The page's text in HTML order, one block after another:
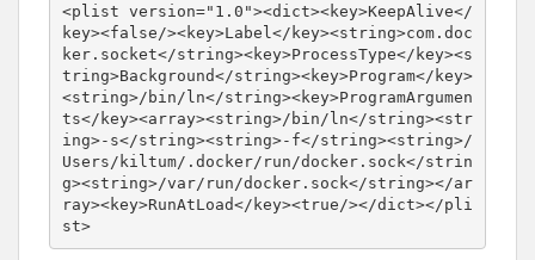
<plist version="1.0"><dict><key>KeepAlive</
key><false/><key>Label</key><string>com.doc
ker.socket</string><key>ProcessType</key><s
tring>Background</string><key>Program</key>
<string>/bin/ln</string><key>ProgramArgumen
ts</key><array><string>/bin/ln</string><str
ing>-s</string><string>-f</string><string>/
Users/kiltum/.docker/run/docker.sock</strin
g><string>/var/run/docker.sock</string></ar
ray><key>RunAtLoad</key><true/></dict></pli
st>